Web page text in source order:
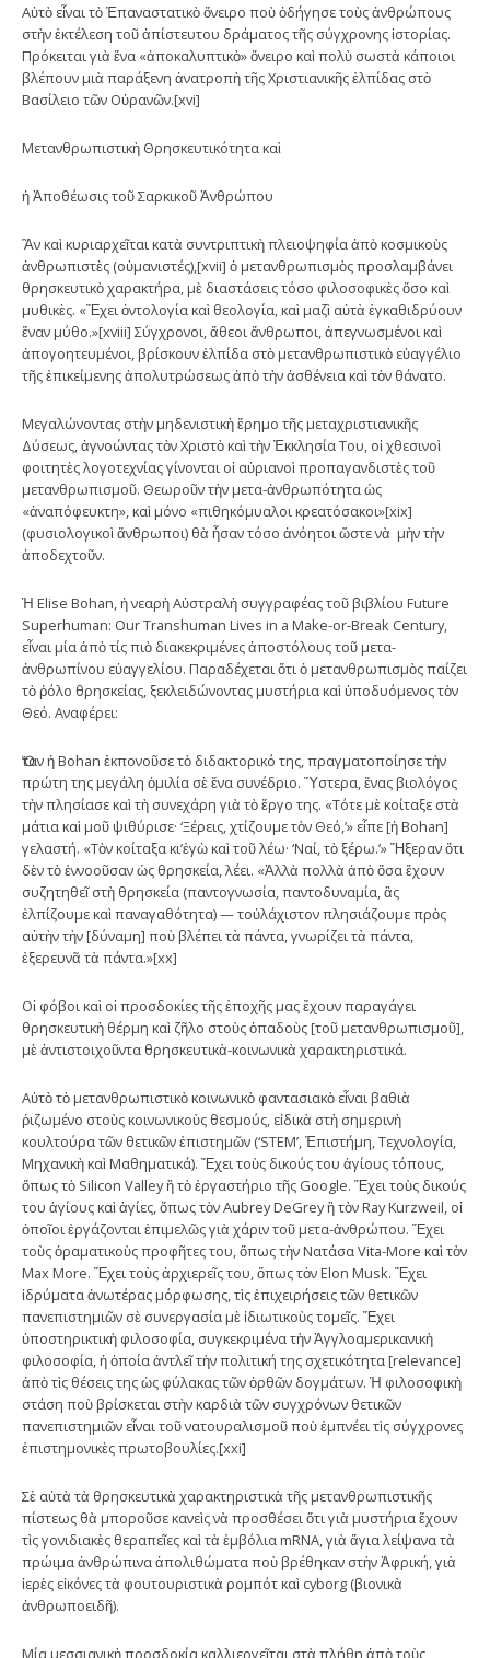
Αὐτὸ εἶναι τὸ Ἐπαναστατικὸ ὄνειρο ποὺ ὁδήγησε τοὺς ἀνθρώπους
στὴν ἐκτέλεση τοῦ ἀπίστευτου δράματος τῆς σύγχρονης ἱστορίας.
Πρόκειται γιὰ ἕνα «ἀποκαλυπτικὸ» ὄνειρο καὶ πολὺ σωστὰ κάποιοι
βλέπουν μιὰ παράξενη ἀνατροπὴ τῆς Χριστιανικῆς ἐλπίδας στὸ
Βασίλειο τῶν Οὐρανῶν.[xvi]
Μετανθρωπιστικὴ Θρησκευτικότητα καὶ
ἡ Ἀποθέωσις τοῦ Σαρκικοῦ Ἀνθρώπου
Ἂν καὶ κυριαρχεῖται κατὰ συντριπτικὴ πλειοψηφία ἀπὸ κοσμικοὺς
ἀνθρωπιστὲς (οὑμανιστές),[xvii] ὁ μετανθρωπισμὸς προσλαμβάνει
θρησκευτικὸ χαρακτήρα, μὲ διαστάσεις τόσο φιλοσοφικὲς ὅσο καὶ
μυθικὲς. «Ἔχει ὀντολογία καὶ θεολογία, καὶ μαζὶ αὐτὰ ἐγκαθιδρύουν
ἕναν μύθο.»[xviii] Σύγχρονοι, ἄθεοι ἄνθρωποι, ἀπεγνωσμένοι καὶ
ἀπογοητευμένοι, βρίσκουν ἐλπίδα στὸ μετανθρωπιστικὸ εὐαγγέλιο
τῆς ἐπικείμενης ἀπολυτρώσεως ἀπὸ τὴν ἀσθένεια καὶ τὸν θάνατο.
Μεγαλώνοντας στὴν μηδενιστικὴ ἔρημο τῆς μεταχριστιανικῆς
Δύσεως, ἀγνοώντας τὸν Χριστὸ καὶ τὴν Ἐκκλησία Του, οἱ χθεσινοὶ
φοιτητὲς λογοτεχνίας γίνονται οἱ αὐριανοὶ προπαγανδιστὲς τοῦ
μετανθρωπισμοῦ. Θεωροῦν τὴν μετα-ἀνθρωπότητα ὡς
«ἀναπόφευκτη», καὶ μόνο «πιθηκόμυαλοι κρεατόσακοι»[xix]
(φυσιολογικοὶ ἄνθρωποι) θὰ ἦσαν τόσο ἀνόητοι ὥστε νὰ μὴν τὴν
ἀποδεχτοῦν.
Ἡ Elise Bohan, ἡ νεαρὴ Αὐστραλὴ συγγραφέας τοῦ βιβλίου Future
Superhuman: Our Transhuman Lives in a Make-or-Break Century,
εἶναι μία ἀπὸ τίς πιὸ διακεκριμένες ἀποστόλους τοῦ μετα-
ἀνθρωπίνου εὐαγγελίου. Παραδέχεται ὅτι ὁ μετανθρωπισμὸς παίζει
τὸ ῥόλο θρησκείας, ξεκλειδώνοντας μυστήρια καὶ ὑποδυόμενος τὸν
Θεό. Αναφέρει:
Ὅταν ἡ Bohan ἐκπονοῦσε τὸ διδακτορικό της, πραγματοποίησε τὴν
πρώτη της μεγάλη ὁμιλία σὲ ἕνα συνέδριο. Ὕστερα, ἕνας βιολόγος
τὴν πλησίασε καὶ τὴ συνεχάρη γιὰ τὸ ἔργο της. «Τότε μὲ κοίταξε στὰ
μάτια καὶ μοῦ ψιθύρισε· ‘Ξέρεις, χτίζουμε τὸν Θεό,’» εἶπε [ἡ Bohan]
γελαστή. «Τὸν κοίταξα κι’ἐγὼ καὶ τοῦ λέω· ‘Ναί, τὸ ξέρω.’» Ἤξεραν ὅτι
δὲν τὸ ἐννοοῦσαν ὡς θρησκεία, λέει. «Ἀλλὰ πολλὰ ἀπὸ ὅσα ἔχουν
συζητηθεῖ στὴ θρησκεία (παντογνωσία, παντοδυναμία, ἂς
ἐλπίζουμε καὶ παναγαθότητα) — τοὐλάχιστον πλησιάζουμε πρὸς
αὐτὴν τὴν [δύναμη] ποὺ βλέπει τὰ πάντα, γνωρίζει τὰ πάντα,
ἐξερευνᾶ τὰ πάντα.»[xx]
Οἱ φόβοι καὶ οἱ προσδοκίες τῆς ἐποχῆς μας ἔχουν παραγάγει
θρησκευτικὴ θέρμη καὶ ζῆλο στοὺς ὀπαδοὺς [τοῦ μετανθρωπισμοῦ],
μὲ ἀντιστοιχοῦντα θρησκευτικὰ-κοινωνικὰ χαρακτηριστικά.
Αὐτὸ τὸ μετανθρωπιστικὸ κοινωνικὸ φαντασιακὸ εἶναι βαθιὰ
ῥιζωμένο στοὺς κοινωνικοὺς θεσμούς, εἰδικὰ στὴ σημερινὴ
κουλτούρα τῶν θετικῶν ἐπιστημῶν (‘STEM’, Ἐπιστήμη, Τεχνολογία,
Μηχανικὴ καὶ Μαθηματικά). Ἔχει τοὺς δικούς του ἁγίους τόπους,
ὅπως τὸ Silicon Valley ἢ τὸ ἐργαστήριο τῆς Google. Ἔχει τοὺς δικούς
του ἁγίους καὶ ἁγίες, ὅπως τὸν Aubrey DeGrey ἢ τὸν Ray Kurzweil, οἱ
ὁποῖοι ἐργάζονται ἐπιμελῶς γιὰ χάριν τοῦ μετα-ἀνθρώπου. Ἔχει
τοὺς ὁραματικοὺς προφῆτες του, ὅπως τὴν Νατάσα Vita-More καὶ τὸν
Max More. Ἔχει τοὺς ἀρχιερεῖς του, ὅπως τὸν Elon Musk. Ἔχει
ἰδρύματα ἀνωτέρας μόρφωσης, τὶς ἐπιχειρήσεις τῶν θετικῶν
πανεπιστημιῶν σὲ συνεργασία μὲ ἰδιωτικοὺς τομεῖς. Ἔχει
ὑποστηρικτικὴ φιλοσοφία, συγκεκριμένα τὴν Ἀγγλοαμερικανικὴ
φιλοσοφία, ἡ ὁποία ἀντλεῖ τὴν πολιτική της σχετικότητα [relevance]
ἀπὸ τὶς θέσεις της ὡς φύλακας τῶν ὀρθῶν δογμάτων. Ἡ φιλοσοφικὴ
στάση ποὺ βρίσκεται στὴν καρδιὰ τῶν συγχρόνων θετικῶν
πανεπιστημιῶν εἶναι τοῦ νατουραλισμοῦ ποὺ ἐμπνέει τὶς σύγχρονες
ἐπιστημονικὲς πρωτοβουλίες.[xxi]
Σὲ αὐτὰ τὰ θρησκευτικὰ χαρακτηριστικὰ τῆς μετανθρωπιστικῆς
πίστεως θὰ μποροῦσε κανεὶς νὰ προσθέσει ὅτι γιὰ μυστήρια ἔχουν
τὶς γονιδιακὲς θεραπεῖες καὶ τὰ ἐμβόλια mRNA, γιὰ ἅγια λείψανα τὰ
πρώιμα ἀνθρώπινα ἀπολιθώματα ποὺ βρέθηκαν στὴν Ἀφρική, γιὰ
ἱερὲς εἰκόνες τὰ φουτουριστικὰ ρομπότ καὶ cyborg (βιονικὰ
ἀνθρωποειδῆ).
Μία μεσσιανικὴ προσδοκία καλλιεργεῖται στὰ πλήθη ἀπὸ τοὺς